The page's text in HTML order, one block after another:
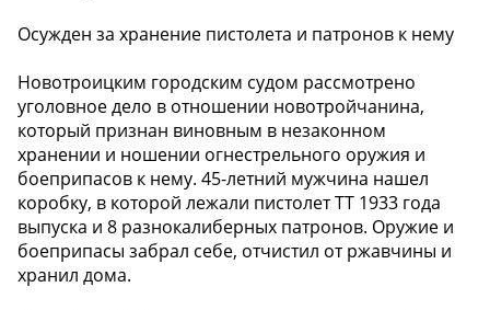
Осужден за хранение пистолета и патронов к нему
Новотроицким городским судом рассмотрено
уголовное дело в отношении новотройчанина,
который признан виновным в незаконном
хранении и ношении огнестрельного оружия и
боеприпасов к нему. 45-летний мужчина нашел
коробку, в которой лежали пистолет ТТ 1933 года
выпуска и 8 разнокалиберных патронов. Оружие и
боеприпасы забрал себе, отчистил от ржавчины и
хранил дома.